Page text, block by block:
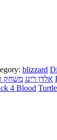
blizzard
אלדן רינג משחק
4 Blood